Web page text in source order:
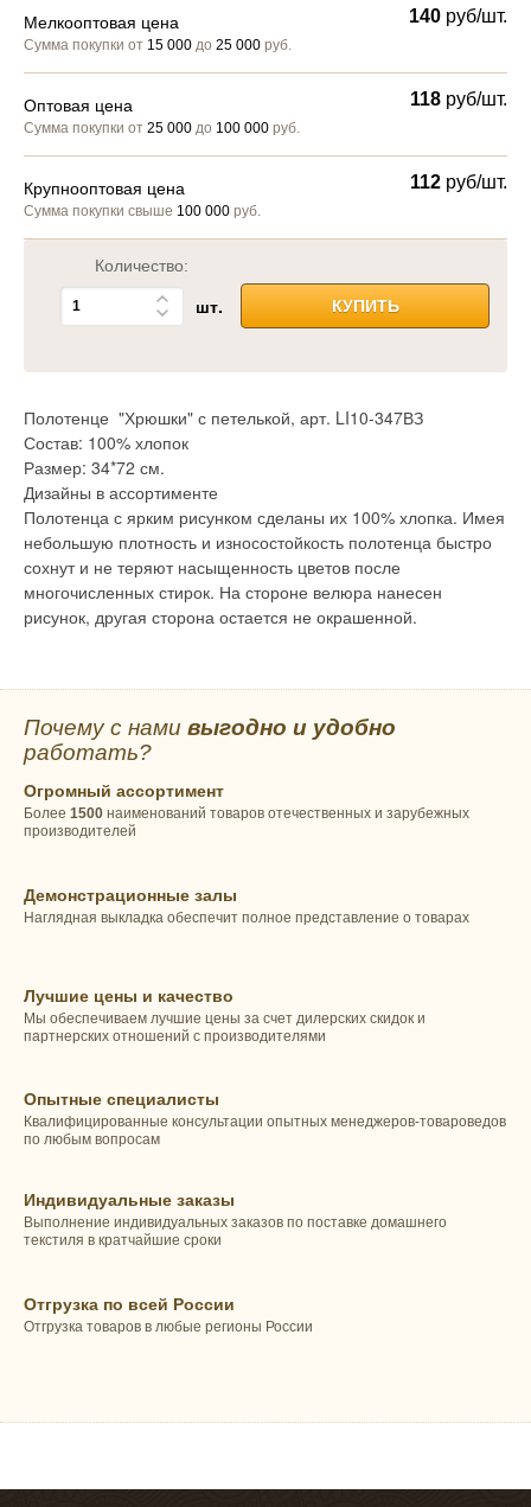
Мелкооптовая цена
Сумма покупки от 15 000 до 25 000 руб.
140 руб/шт.
Оптовая цена
Сумма покупки от 25 000 до 100 000 руб.
118 руб/шт.
Крупнооптовая цена
Сумма покупки свыше 100 000 руб.
112 руб/шт.
Количество:
шт. КУПИТЬ
Полотенце "Хрюшки" с петелькой, арт. LI10-347ВЗ
Состав: 100% хлопок
Размер: 34*72 см.
Дизайны в ассортименте
Полотенца с ярким рисунком сделаны их 100% хлопка. Имея
небольшую плотность и износостойкость полотенца быстро
сохнут и не теряют насыщенность цветов после
многочисленных стирок. На стороне велюра нанесен
рисунок, другая сторона остается не окрашенной.
Почему с нами выгодно и удобно
работать?
Огромный ассортимент
Более 1500 наименований товаров отечественных и зарубежных
производителей
Демонстрационные залы
Наглядная выкладка обеспечит полное представление о товарах
Лучшие цены и качество
Мы обеспечиваем лучшие цены за счет дилерских скидок и
партнерских отношений с производителями
Опытные специалисты
Квалифицированные консультации опытных менеджеров-товароведов
по любым вопросам
Индивидуальные заказы
Выполнение индивидуальных заказов по поставке домашнего
текстиля в кратчайшие сроки
Отгрузка по всей России
Отгрузка товаров в любые регионы России